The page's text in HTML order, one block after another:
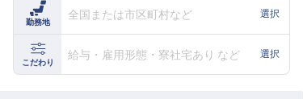
よくある質問
ホテル・宿泊業界情報コラム
勤務地
全国または市区町村など 選択
こだわり
給与・雇用形態・寮社宅あり など 選択